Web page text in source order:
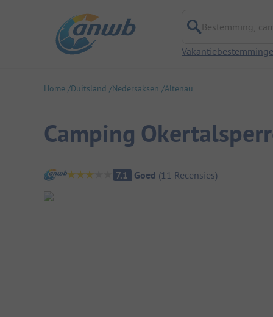
Bestemming,
Home Duitsland Nedersaksen Altenau
Camping
Camping overzicht
7.1 Goed (11 Recensies)